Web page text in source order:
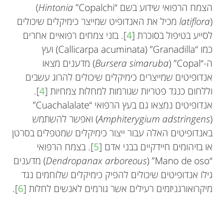
הצמח הרפואי שידוע בשם “Copalchi”
(Hintonia
latiflora)
מכיל את האנדופיט שמייצר כימיקלים שיכולים
לסייע בטיפול בסוכרת [4]. בזני צמחים רפואיים אחרים
כמו “Granadilla”
(Callicarpa acuminata)ועץ
ה-“Copal”
(Bursera simaruba)
מדענים מצאו
אנדופיטים שמייצרים כימיקלים שיכולים להרוג עשבים
וללחום כנגד פטריות שגורמות למחלות צמחיות [4
].
אנדופיטים נמצאו גם בעץ הרפואי “Cuachalalate”
(Amphiterygium adstringens)
ואפשר להשתמש
באנדופיטים האלה עבור ייצור כימיקלים שמטפלים בסרטן
או בזיהומים חיידקיים בבני אדם [5]. בצמח הרפואי
“Mano de oso”
(Dendropanax arboreous)
מדענים
גילו אנדופיטים שיכולים להפיק כימיקלים שלוחמים נגד
מיקרואורגניזמים רעילים אשר גורמים לאנשים לחלות [6
].